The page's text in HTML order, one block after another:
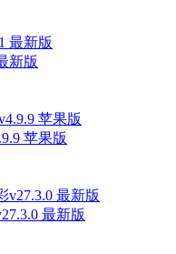
新版
苹果版
最新版